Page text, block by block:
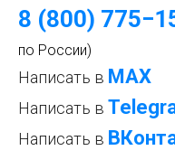
8 (800)
по России)
Написать в МАХ
Написать в
Написать в